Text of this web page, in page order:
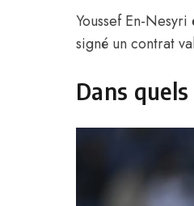
Youssef En-
signé un contrat
Dans